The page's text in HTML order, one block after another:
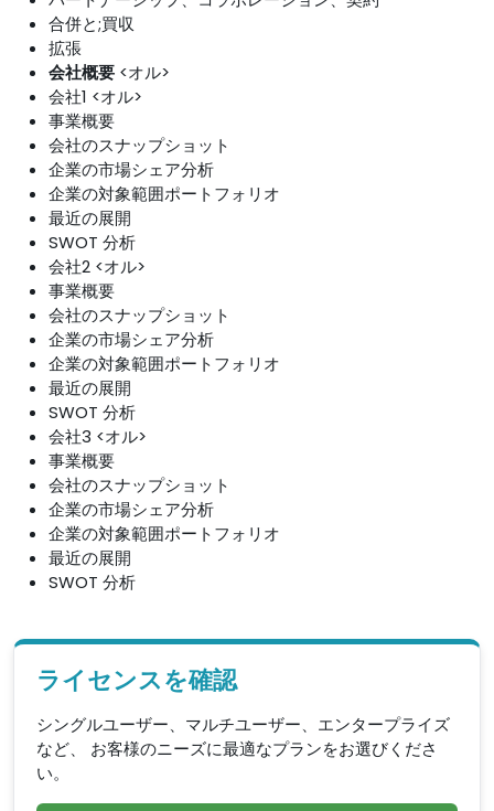
合併と;買収
拡張
会社概要 <オル>
会社1 <オル>
事業概要
会社のスナップショット
企業の市場シェア分析
企業の対象範囲ポートフォリオ
最近の展開
SWOT 分析
会社2 <オル>
事業概要
会社のスナップショット
企業の市場シェア分析
企業の対象範囲ポートフォリオ
最近の展開
SWOT 分析
会社3 <オル>
事業概要
会社のスナップショット
企業の市場シェア分析
企業の対象範囲ポートフォリオ
最近の展開
SWOT 分析
ライセンスを確認
シングルユーザー、マルチユーザー、エンタープライズ
など、 お客様のニーズに最適なプランをお選びくださ
い。